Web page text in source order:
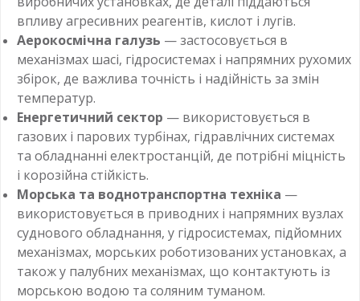
впливу агресивних реагентів, кислот і лугів.
Аерокосмічна галузь — застосовується в
механізмах шасі, гідросистемах і напрямних рухомих
збірок, де важлива точність і надійність за змін
температур.
Енергетичний сектор — використовується в
газових і парових турбінах, гідравлічних системах
та обладнанні електростанцій, де потрібні міцність
і корозійна стійкість.
Морська та воднотранспортна техніка —
використовується в приводних і напрямних вузлах
суднового обладнання, у гідросистемах, підйомних
механізмах, морських роботизованих установках, а
також у палубних механізмах, що контактують із
морською водою та соляним туманом.